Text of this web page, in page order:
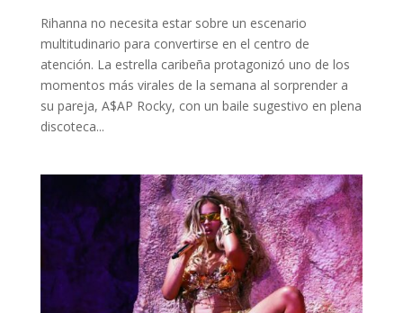
Rihanna no necesita estar sobre un escenario
multitudinario para convertirse en el centro de
atención. La estrella caribeña protagonizó uno de los
momentos más virales de la semana al sorprender a
su pareja, A$AP Rocky, con un baile sugestivo en plena
discoteca...